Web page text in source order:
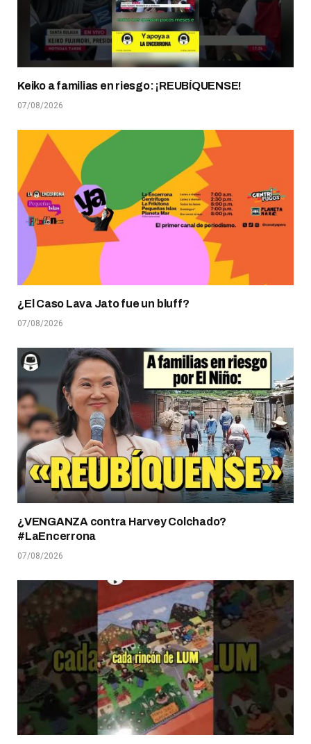
Keiko a familias en riesgo: ¡REUBÍQUENSE!
07/08/2026
¿El Caso Lava Jato fue un bluff?
07/08/2026
¿VENGANZA contra Harvey Colchado?
#LaEncerrona
07/08/2026